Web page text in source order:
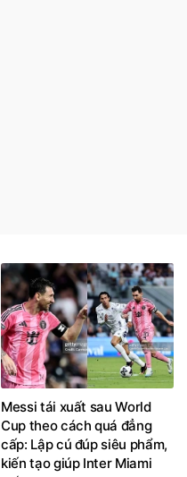
Messi tái xuất sau World
Cup theo cách quá đẳng
cấp: Lập cú đúp siêu phẩm,
kiến tạo giúp Inter Miami
thắng ngược